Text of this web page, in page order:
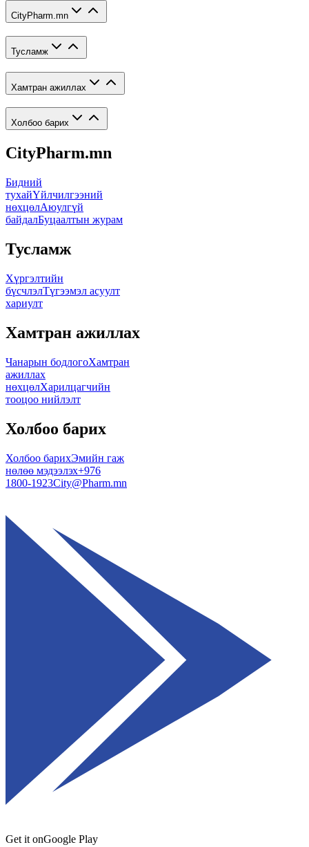
CityPharm.mn
Тусламж
Хамтран ажиллах
Холбоо барих
CityPharm.mn
Бидний
тухайҮйлчилгээний
нөхцөлАюулгүй
байдалБуцаалтын журам
Тусламж
Хүргэлтийн
бүсчлэлТүгээмэл асуулт
хариулт
Хамтран ажиллах
Чанарын бодлогоХамтран
ажиллах
нөхцөлХарилцагчийн
тооцоо нийлэлт
Холбоо барих
Холбоо барихЭмийн гаж
нөлөө мэдээлэх+976
1800-1923City@Pharm.mn
Get it onGoogle Play